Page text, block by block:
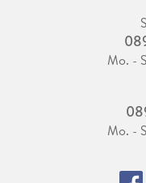
Mo. -
Mo. -